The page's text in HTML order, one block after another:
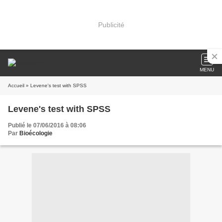
Publicité
MENU
Accueil » Levene's test with SPSS
Levene's test with SPSS
Publié le 07/06/2016 à 08:06
Par Bioécologie